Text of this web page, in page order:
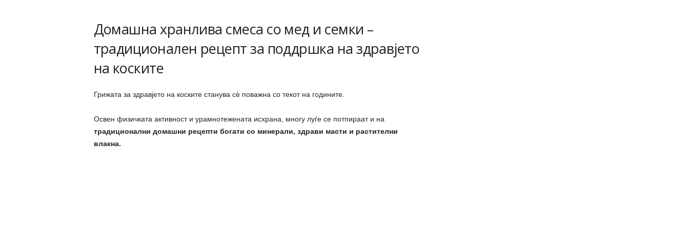
Домашна хранлива смеса со мед и семки –
традиционален рецепт за поддршка на здравјето
на коските
Грижата за здравјето на коските станува сѐ поважна со текот на годините.
Освен физичката активност и урамнотежената исхрана, многу луѓе се потпираат и на
традиционални домашни рецепти богати со минерали, здрави масти и растителни
влакна.